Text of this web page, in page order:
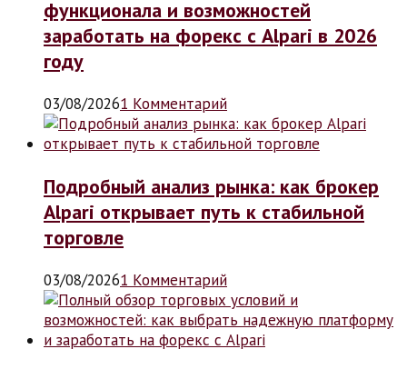
функционала и возможностей
заработать на форекс с Alpari в 2026
году
03/08/20261 Комментарий
Подробный анализ рынка: как брокер
Alpari открывает путь к стабильной
торговле
03/08/20261 Комментарий